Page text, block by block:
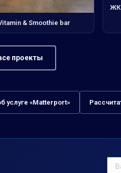
& Smoothie bar
ЖК
проекты
услуге «Matterport»